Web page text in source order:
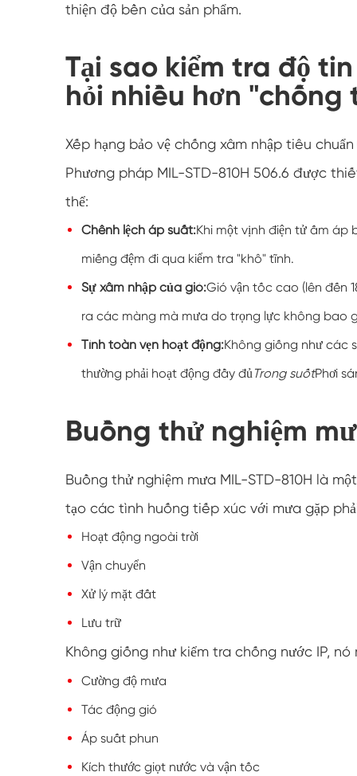
thiện độ bền của sản phẩm.
Tại sao kiểm tra độ
hỏi nhiều hơn "chống
Xếp hạng bảo vệ chống xâm nhập tiêu
Phương pháp MIL-STD-810H 506.6 được
thể:
Chênh lệch áp suất:Khi một vịnh điện tử ấm áp
miếng đệm đi qua kiểm tra "khô" tĩnh.
Sự xâm nhập của gió:Gió vận tốc cao (lên đến
ra các màng mà mưa do trọng lực không bao
Tính toàn vẹn hoạt động:Không giống như các
thường phải hoạt động đầy đủTrong suốtPhơi
Buồng thử nghiệm
Buồng thử nghiệm mưa MIL-STD-810H là
tạo các tình huống tiếp xúc với mưa gặp
Hoạt động ngoài trời
Vận chuyển
Xử lý mặt đất
Lưu trữ
Không giống như kiểm tra chống nước IP, nó
Cường độ mưa
Tác động gió
Áp suất phun
Kích thước giọt nước và vận tốc